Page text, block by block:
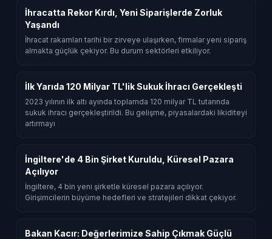
İhracatta Rekor Kırdı, Yeni Siparişlerde Zorluk
Yaşandı
İhracat rakamları tarihi bir zirveye ulaşırken, firmalar yeni sipariş
almakta güçlük çekiyor. Bu durum sektörleri etkiliyor.
İlk Yarıda 120 Milyar TL'lik Sukuk İhracı Gerçekleşti
2023 yılının ilk altı ayında toplamda 120 milyar TL tutarında
sukuk ihracı gerçekleştirildi. Bu gelişme, piyasalardaki likiditeyi
artırmayı
İngiltere'de 4 Bin Şirket Kuruldu, Küresel Pazara
Açılıyor
İngiltere, 4 bin yeni şirketle küresel pazara açılıyor.
Girişimcilerin büyüme hedefleri ve stratejileri dikkat çekiyor.
Bakan Kacır: Değerlerimize Sahip Çıkmak Güçlü